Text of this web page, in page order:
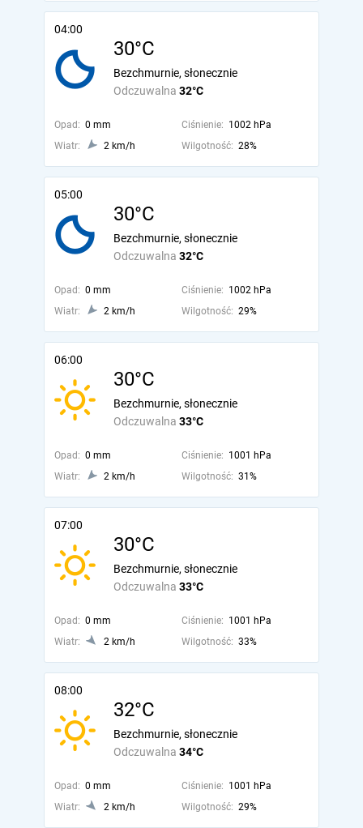
04:00
30°C
Odczuwalna 32°C
Bezchmurnie, słonecznie
Opad: 0 mm Ciśnienie: 1002 hPa
Wiatr:
2 km/h Wilgotność: 28%
05:00
30°C
Odczuwalna 32°C
Bezchmurnie, słonecznie
Opad: 0 mm Ciśnienie: 1002 hPa
Wiatr:
2 km/h Wilgotność: 29%
06:00
30°C
Odczuwalna 33°C
Bezchmurnie, słonecznie
Opad: 0 mm Ciśnienie: 1001 hPa
Wiatr:
2 km/h Wilgotność: 31%
07:00
30°C
Odczuwalna 33°C
Bezchmurnie, słonecznie
Opad: 0 mm Ciśnienie: 1001 hPa
Wiatr:
2 km/h Wilgotność: 33%
08:00
32°C
Odczuwalna 34°C
Bezchmurnie, słonecznie
Opad: 0 mm Ciśnienie: 1001 hPa
Wiatr:
2 km/h Wilgotność: 29%